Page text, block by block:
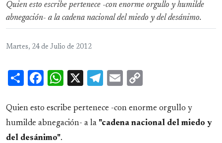
Quien esto escribe pertenece -con enorme orgullo y humilde
abnegación- a la cadena nacional del miedo y del desánimo.
Martes, 24 de Julio de 2012
ShareFacebook
WhatsApp
X Telegram
Email
Quien esto escribe pertenece -con enorme orgullo y
humilde abnegación- a la "cadena nacional del miedo y
del desánimo".